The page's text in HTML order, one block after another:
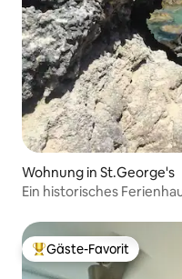
Wohnung in St.George's
Ein historisches
Beliebter Gäste-Favorit.
Gäste-Favorit